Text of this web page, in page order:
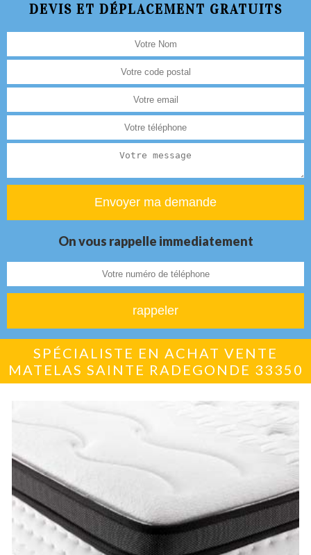
DEVIS ET DÉPLACEMENT GRATUITS
On vous rappelle immediatement
SPÉCIALISTE EN ACHAT VENTE
MATELAS SAINTE RADEGONDE 33350